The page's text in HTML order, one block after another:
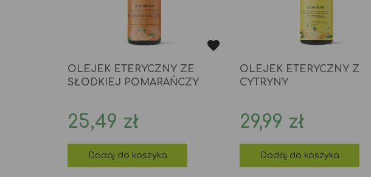
OLEJEK ETERYCZNY ZE
SŁODKIEJ POMARAŃCZY
Cena
25,49 zł
Dodaj do koszyka
OLEJEK ETERYCZNY Z
CYTRYNY
Cena
29,99 zł
Dodaj do koszyka